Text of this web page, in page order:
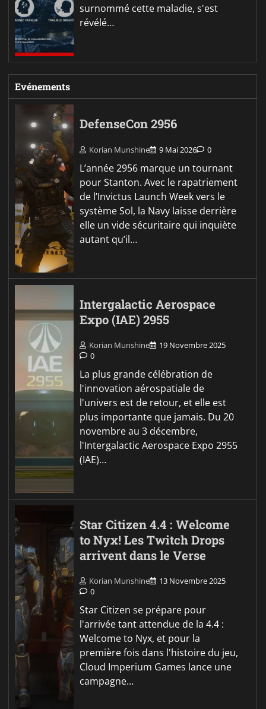
surnommé cette maladie, s'est
révélé…
Evénements
DefenseCon 2956
Korian Munshine 9 Mai 2026 0
L’année 2956 marque un tournant
pour Stanton. Avec le rapatriement
de l’Invictus Launch Week vers le
système Sol, la Navy laisse derrière
elle un vide sécuritaire qui inquiète
autant qu’il…
Intergalactic Aerospace
Expo (IAE) 2955
Korian Munshine
19 Novembre 2025
0
La plus grande célébration de
l'innovation aérospatiale de
l'univers est de retour, et elle est
plus importante que jamais. Du 20
novembre au 3 décembre,
l'Intergalactic Aerospace Expo 2955
(IAE)…
Star Citizen 4.4 : Welcome
to Nyx! Les Twitch Drops
arrivent dans le Verse
Korian Munshine
13 Novembre 2025
0
Star Citizen se prépare pour
l'arrivée tant attendue de la 4.4 :
Welcome to Nyx, et pour la
première fois dans l'histoire du jeu,
Cloud Imperium Games lance une
campagne…